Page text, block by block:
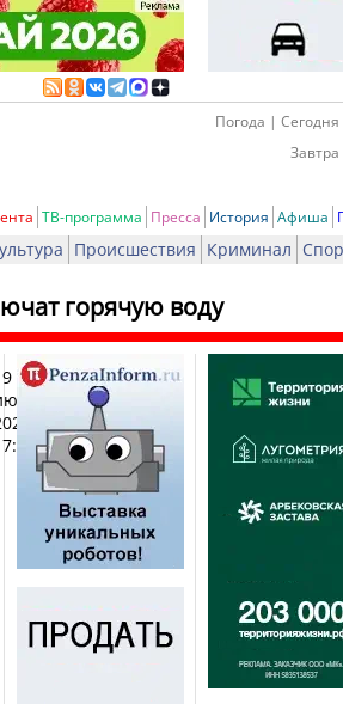
Погода |
ТВ-программа Пресса История Афиша
Происшествия Криминал
горячую воду
Печать